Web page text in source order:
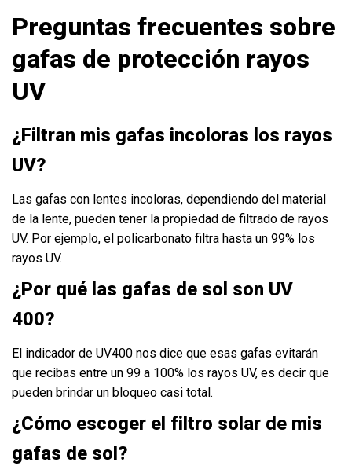
Preguntas frecuentes sobre
gafas de protección rayos
UV
¿Filtran mis gafas incoloras los rayos
UV?
Las gafas con lentes incoloras, dependiendo del material
de la lente, pueden tener la propiedad de filtrado de rayos
UV. Por ejemplo, el policarbonato filtra hasta un 99% los
rayos UV.
¿Por qué las gafas de sol son UV
400?
El indicador de UV400 nos dice que esas gafas evitarán
que recibas entre un 99 a 100% los rayos UV, es decir que
pueden brindar un bloqueo casi total.
¿Cómo escoger el filtro solar de mis
gafas de sol?